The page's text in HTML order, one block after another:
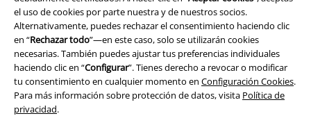
el uso de cookies por parte nuestra y de nuestros socios.
Alternativamente, puedes rechazar el consentimiento haciendo clic
en “Rechazar todo”—en este caso, solo se utilizarán cookies
necesarias. También puedes ajustar tus preferencias individuales
haciendo clic en “Configurar”. Tienes derecho a revocar o modificar
tu consentimiento en cualquier momento en Configuración Cookies.
Para más información sobre protección de datos, visita Política de
privacidad.
Términos y Condiciones
Aviso Legal
Ley protección de datos
Eliminación de residuos y protección del medioambiente